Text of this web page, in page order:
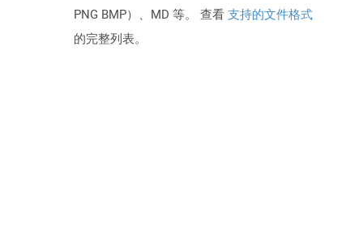
PNG BMP）、MD 等。 查看 支持的文件格式
的完整列表。